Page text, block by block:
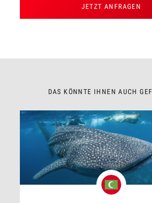
JETZT ANFRAGEN
DAS KÖNNTE IHNEN AUCH